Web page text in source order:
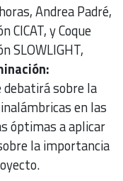
Andrea Padré,
CICAT, y Coque
SLOWLIGHT,
debatirá sobre la
en las
óptimas a aplicar
la importancia